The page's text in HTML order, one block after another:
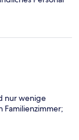
nur wenige